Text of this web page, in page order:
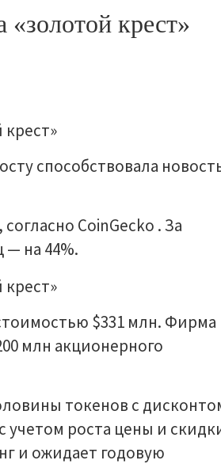
крест»
способствовала
CoinGecko . За
— на 44%.
$331 млн. Фирма
млн акционерного
токенов с
роста цены и
и ожидает годовую